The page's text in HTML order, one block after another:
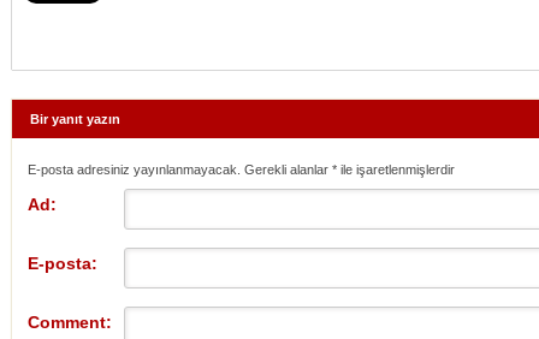
Bir yanıt yazın
E-posta adresiniz yayınlanmayacak. Gerekli alanlar * ile işaretlenmişlerdir
Ad:
E-posta:
Comment: